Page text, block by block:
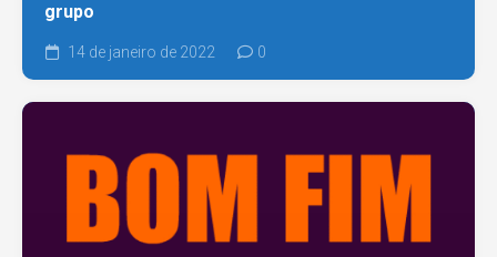
grupo
14 de janeiro de 2022 0